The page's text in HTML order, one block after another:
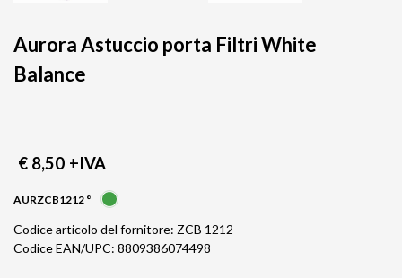
Aurora Astuccio porta Filtri White
Balance
€ 8,50 +IVA
AURZCB1212 °
Codice articolo del fornitore: ZCB 1212
Codice EAN/UPC: 8809386074498